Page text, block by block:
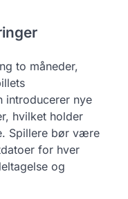
to måneder,
introducerer nye
hvilket holder
Spillere bør være
for hver
og